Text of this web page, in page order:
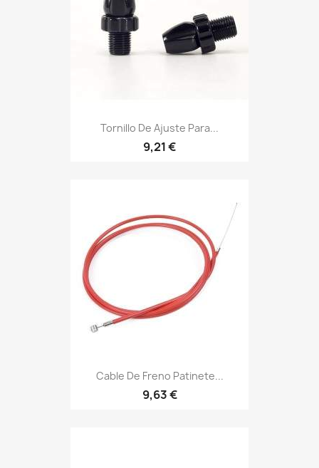
Tornillo De Ajuste Para...
9,21 €
Cable De Freno Patinete...
9,63 €